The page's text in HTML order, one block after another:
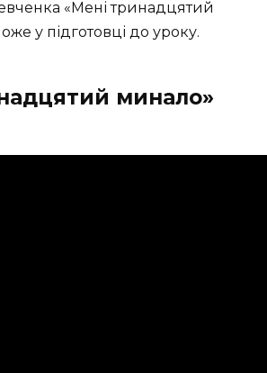
«Мені тринадцятий
у підготовці до уроку.
минало»